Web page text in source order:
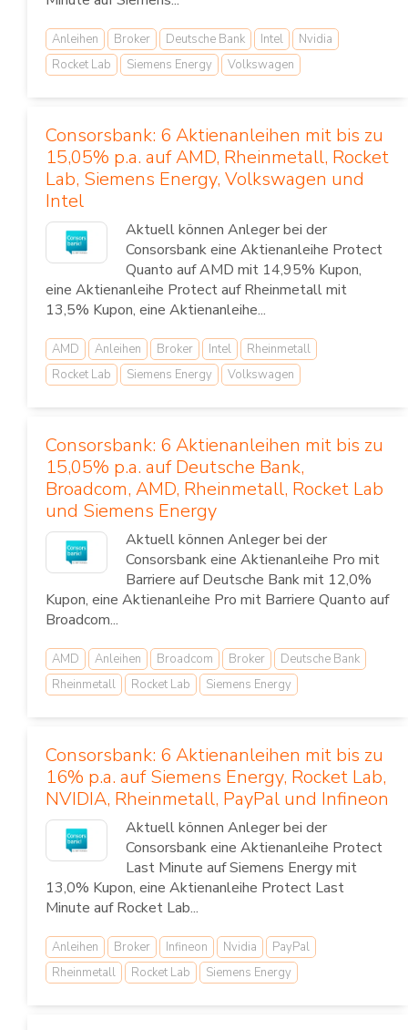
Anleihen Broker Deutsche Bank Intel
Nvidia
Rocket Lab
Siemens Energy Volkswagen
Consorsbank: 6 Aktienanleihen mit bis zu
15,05% p.a. auf AMD, Rheinmetall, Rocket
Lab, Siemens Energy, Volkswagen und
Intel
Aktuell können Anleger bei der
Consorsbank eine Aktienanleihe Protect
Quanto auf AMD mit 14,95% Kupon,
eine Aktienanleihe Protect auf Rheinmetall mit
13,5% Kupon, eine Aktienanleihe...
AMD Anleihen Broker Intel
Rheinmetall
Rocket Lab
Siemens Energy Volkswagen
Consorsbank: 6 Aktienanleihen mit bis zu
15,05% p.a. auf Deutsche Bank,
Broadcom, AMD, Rheinmetall, Rocket Lab
und Siemens Energy
Aktuell können Anleger bei der
Consorsbank eine Aktienanleihe Pro mit
Barriere auf Deutsche Bank mit 12,0%
Kupon, eine Aktienanleihe Pro mit Barriere Quanto auf
Broadcom...
AMD Anleihen Broadcom Broker
Deutsche Bank
Rheinmetall
Rocket Lab Siemens Energy
Consorsbank: 6 Aktienanleihen mit bis zu
16% p.a. auf Siemens Energy, Rocket Lab,
NVIDIA, Rheinmetall, PayPal und Infineon
Aktuell können Anleger bei der
Consorsbank eine Aktienanleihe Protect
Last Minute auf Siemens Energy mit
13,0% Kupon, eine Aktienanleihe Protect Last
Minute auf Rocket Lab...
Anleihen Broker Infineon Nvidia
PayPal
Rheinmetall
Rocket Lab Siemens Energy